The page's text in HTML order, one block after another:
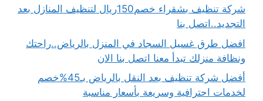
شركة تنظيف بشقراء خصم150ريال لتنظيف المنازل بعد
التجديد..اتصل بنا
افضل طرق غسيل السجاد في المنزل بالرياض..راحتك
ونظافة منزلك تبدأ معنا اتصل بنا الان
أفضل شركة تنظيف بعد النقل بالرياض بـ45%خصم
لخدمات احترافية وسريعة بأسعار مناسبة